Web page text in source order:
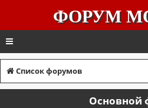
ФОРУМ
Список форумов
Основной